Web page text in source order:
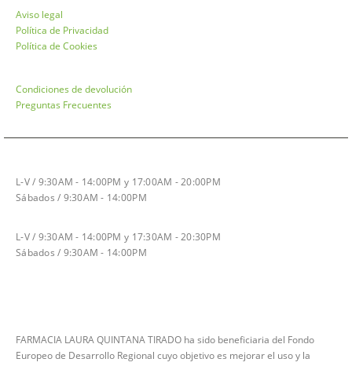
Aviso legal
Política de Privacidad
Política de Cookies
Condiciones de devolución
Preguntas Frecuentes
L-V / 9:30AM - 14:00PM y 17:00AM - 20:00PM
Sábados / 9:30AM - 14:00PM
L-V / 9:30AM - 14:00PM y 17:30AM - 20:30PM
Sábados / 9:30AM - 14:00PM
FARMACIA LAURA QUINTANA TIRADO ha sido beneficiaria del Fondo
Europeo de Desarrollo Regional cuyo objetivo es mejorar el uso y la